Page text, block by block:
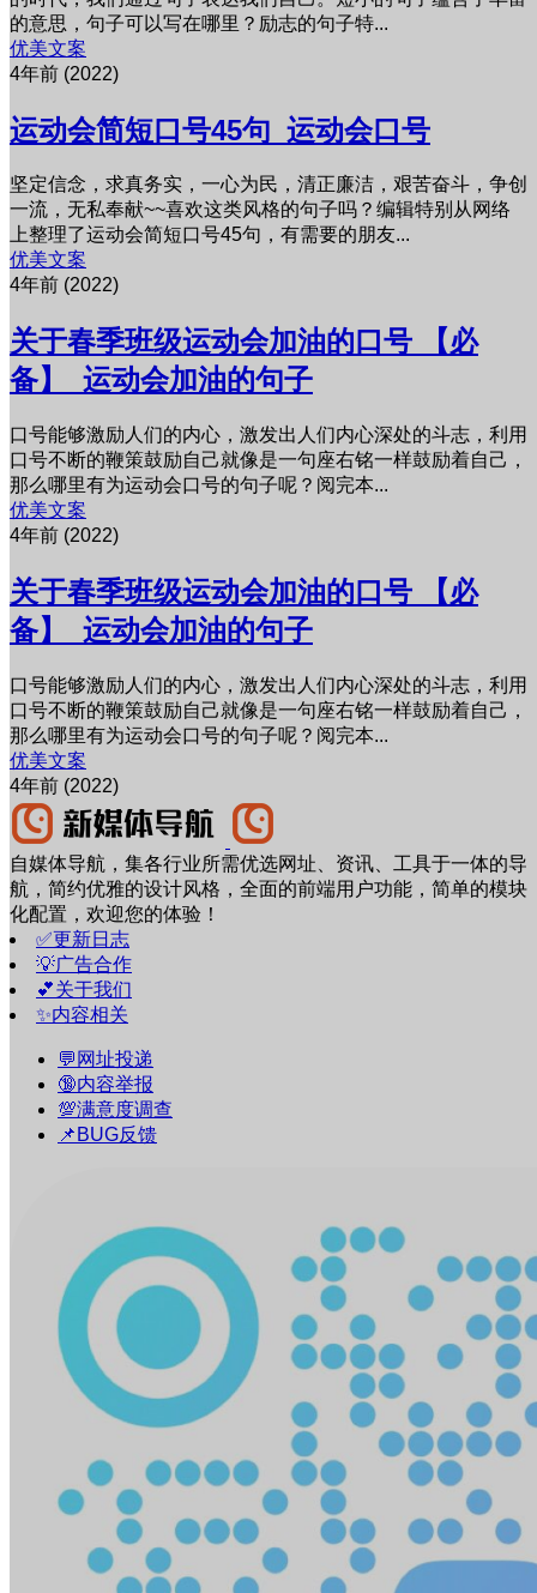
的意思，句子可以写在哪里？励志的句子特...
优美文案
4年前 (2022)
运动会简短口号45句_运动会口号
坚定信念，求真务实，一心为民，清正廉洁，艰苦奋斗，争创
一流，无私奉献~~喜欢这类风格的句子吗？编辑特别从网络
上整理了运动会简短口号45句，有需要的朋友...
优美文案
4年前 (2022)
关于春季班级运动会加油的口号 【必
备】_运动会加油的句子
口号能够激励人们的内心，激发出人们内心深处的斗志，利用
口号不断的鞭策鼓励自己就像是一句座右铭一样鼓励着自己，
那么哪里有为运动会口号的句子呢？阅完本...
优美文案
4年前 (2022)
关于春季班级运动会加油的口号 【必
备】_运动会加油的句子
口号能够激励人们的内心，激发出人们内心深处的斗志，利用
口号不断的鞭策鼓励自己就像是一句座右铭一样鼓励着自己，
那么哪里有为运动会口号的句子呢？阅完本...
优美文案
4年前 (2022)
自媒体导航，集各行业所需优选网址、资讯、工具于一体的导
航，简约优雅的设计风格，全面的前端用户功能，简单的模块
化配置，欢迎您的体验！
✅更新日志
💡广告合作
💕关于我们
✨内容相关
💬网址投递
🔞内容举报
💯满意度调查
📌BUG反馈